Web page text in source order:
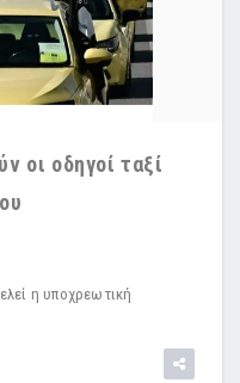
οι οδηγοί ταξί
η υποχρεωτική